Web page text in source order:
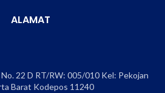
ALAMAT
22 D RT/RW: 005/010 Kel: Pekojan
Barat Kodepos 11240